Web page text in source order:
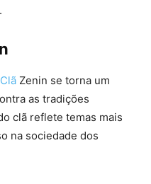
Clã Zenin se torna um
as tradições
clã reflete temas mais
na sociedade dos